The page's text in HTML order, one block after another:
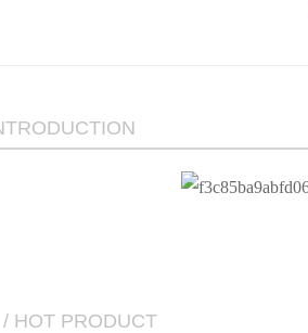
/ HOT PRODUCT